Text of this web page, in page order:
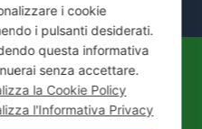
DI PREZIOSO
/ C.F.: 02066180965 |
i cookie
i pulsanti desiderati.
questa informativa
senza accettare.
la Cookie Policy
l'Informativa Privacy